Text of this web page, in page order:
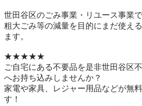
世⽥⾕区のごみ事業・リユース事業で
粗⼤ごみ等の減量を⽬的にまだ使え
ます。
★★★★★
ご自宅にある不要品を是非世田谷区
へお持ち込みしませんか？
家電や家具、レジャー用品などが無
す！